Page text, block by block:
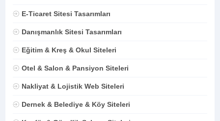
E-Ticaret Sitesi Tasarımları
Danışmanlık Sitesi Tasarımları
Eğitim & Kreş & Okul Siteleri
Otel & Salon & Pansiyon Siteleri
Nakliyat & Lojistik Web Siteleri
Dernek & Belediye & Köy Siteleri